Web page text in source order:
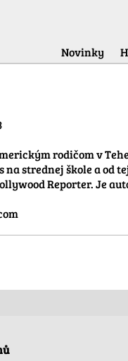
Novinky
rodičom v
na strednej škole a od
Reporter. Je